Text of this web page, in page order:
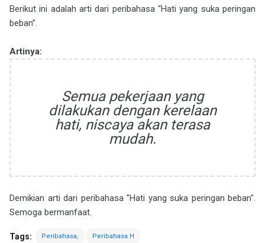
Berikut ini adalah arti dari peribahasa “Hati yang suka peringan
beban”.
Artinya:
Semua pekerjaan yang
dilakukan dengan kerelaan
hati, niscaya akan terasa
mudah.
Demikian arti dari peribahasa "Hati yang suka peringan beban".
Semoga bermanfaat.
Tags: Peribahasa Peribahasa H